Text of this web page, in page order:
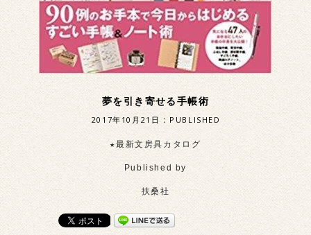
夢を引き寄せる手帳術
2017年10月21日:PUBLISHED
★最新文房具カタログ
Published by
扶桑社